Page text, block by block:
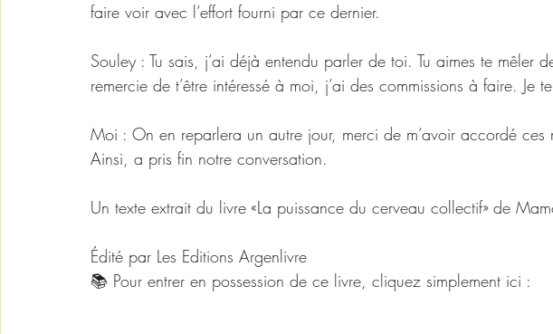
faire voir avec l’effort fourni par ce dernier.
Souley : Tu sais, j’ai déjà entendu parler de toi. Tu aimes te mêler
remercie de t’être intéressé à moi, j’ai des commissions à faire. Je
Moi : On en reparlera un autre jour, merci de m’avoir accordé ces
Ainsi, a pris fin notre conversation.
Un texte extrait du livre «La puissance du cerveau collectif» de
Édité par Les Editions Argenlivre
📚 Pour entrer en possession de ce livre, cliquez simplement ici :